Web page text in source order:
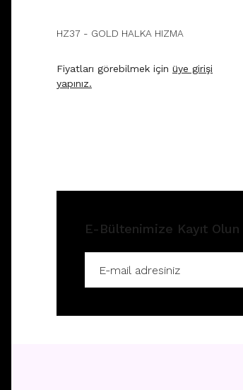
HZ37 - GOLD HALKA HIZMA
Fiyatları görebilmek için üye girişi
yapınız.
E-Bültenimize Kayıt Olun